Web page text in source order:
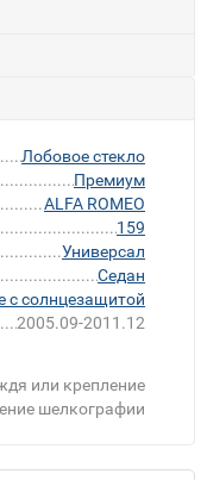
Лобовое стекло
Премиум
ALFA ROMEO
159
Универсал
Седан
с солнцезащитой
2005.09-2011.12
или крепление
шелкографии